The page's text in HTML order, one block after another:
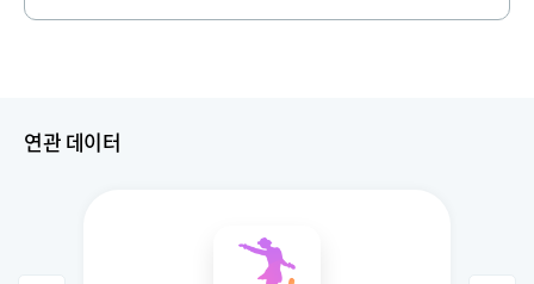
연관 데이터